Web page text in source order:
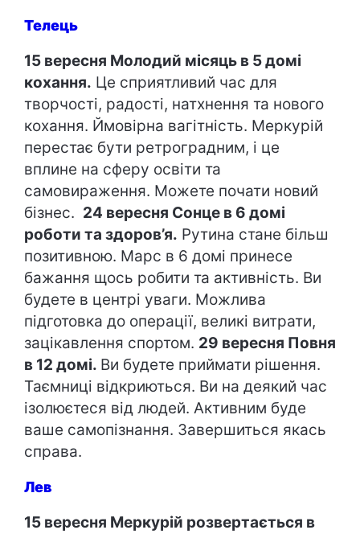
Телець
15 вересня Молодий місяць в 5 домі
кохання. Це сприятливий час для
творчості, радості, натхнення та нового
кохання. Ймовірна вагітність. Меркурій
перестає бути ретроградним, і це
вплине на сферу освіти та
самовираження. Можете почати новий
бізнес. 24 вересня Сонце в 6 домі
роботи та здоров’я. Рутина стане більш
позитивною. Марс в 6 домі принесе
бажання щось робити та активність. Ви
будете в центрі уваги. Можлива
підготовка до операції, великі витрати,
зацікавлення спортом. 29 вересня Повня
в 12 домі. Ви будете приймати рішення.
Таємниці відкриються. Ви на деякий час
ізолюєтеся від людей. Активним буде
ваше самопізнання. Завершиться якась
справа.
Лев
15 вересня Меркурій розвертається в